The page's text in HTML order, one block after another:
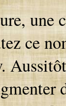
une
ce